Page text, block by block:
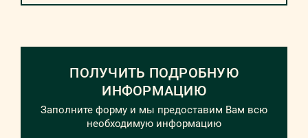
ПОЛУЧИТЬ ПОДРОБНУЮ
ИНФОРМАЦИЮ
Заполните форму и мы предоставим Вам всю
необходимую информацию